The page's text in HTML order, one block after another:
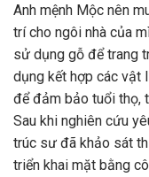
Anh mệnh Mộc nên
trí cho ngôi nhà của
sử dụng gỗ để trang
dụng kết hợp các vật
để đảm bảo tuổi thọ,
Sau khi nghiên cứu
​​trúc sư đã khảo sát
triển khai mặt bằng